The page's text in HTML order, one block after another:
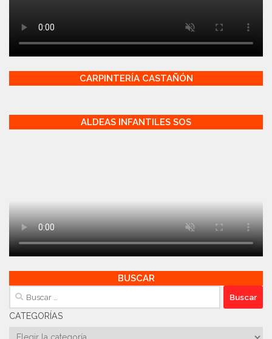
CARPINTERÍA CASTAÑÓN
ALDEAS INFANTILES SOS
BUSCAR
Buscar:
CATEGORÍAS
Categorías